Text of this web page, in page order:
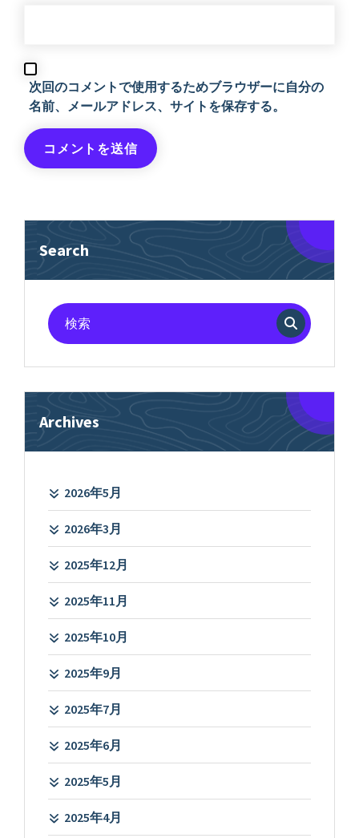
次回のコメントで使用するためブラウザーに自分の
名前、メールアドレス、サイトを保存する。
Search
検
索
象:
Archives
2026年5月
2026年3月
2025年12月
2025年11月
2025年10月
2025年9月
2025年7月
2025年6月
2025年5月
2025年4月